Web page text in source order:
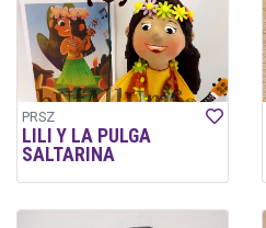
PRSZ
LILI Y LA PULGA
SALTARINA